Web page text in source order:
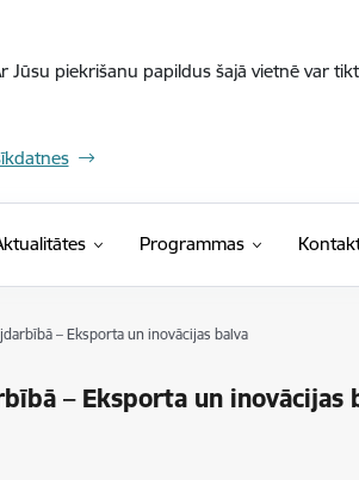
piekrišanu papildus šajā vietnē var
Programmas
– Eksporta un inovācijas balva
– Eksporta un inovācijas